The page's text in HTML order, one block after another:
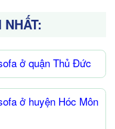
ở quận Thủ Đức
ở huyện Hóc Môn